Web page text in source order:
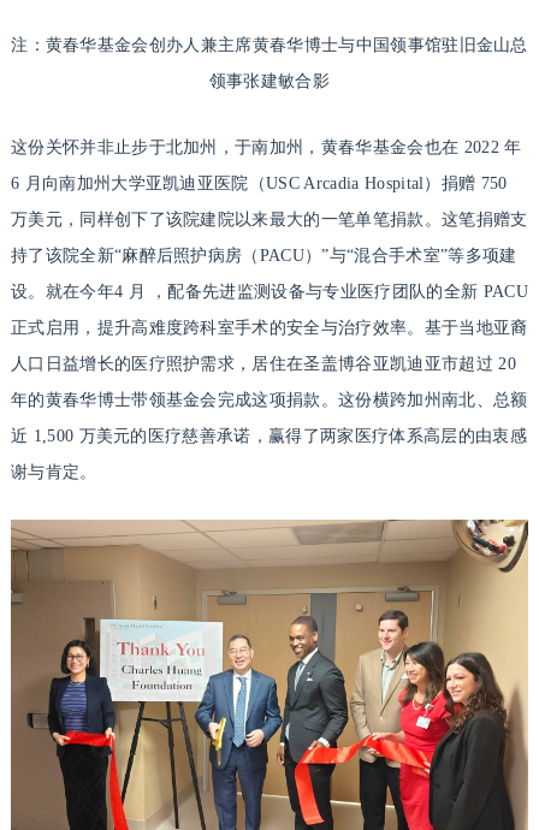
注：黄春华基金会创办人兼主席黄春华博士与中国领事馆驻旧金山总
领事张建敏合影
这份关怀并非止步于北加州，于南加州，黄春华基金会也在 2022 年
6 月向南加州大学亚凯迪亚医院（USC Arcadia Hospital）捐赠 750
万美元，同样创下了该院建院以来最大的一笔单笔捐款。这笔捐赠支
持了该院全新“麻醉后照护病房（PACU）”与“混合手术室”等多项建
设。就在今年4 月 ，配备先进监测设备与专业医疗团队的全新 PACU
正式启用，提升高难度跨科室手术的安全与治疗效率。基于当地亚裔
人口日益增长的医疗照护需求，居住在圣盖博谷亚凯迪亚市超过 20
年的黄春华博士带领基金会完成这项捐款。这份横跨加州南北、总额
近 1,500 万美元的医疗慈善承诺，赢得了两家医疗体系高层的由衷感
谢与肯定。